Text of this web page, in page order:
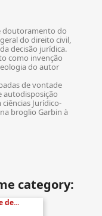
doutoramento do
do direito civil,
decisão jurídica.
como invenção
do autor
de vontade
autodisposição
Jurídico-
broglio Garbin à
category: